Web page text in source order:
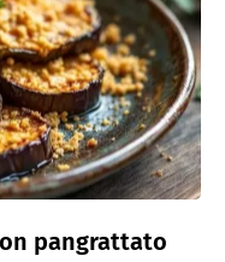
pangrattato